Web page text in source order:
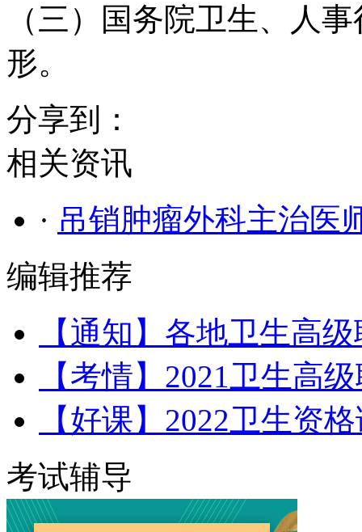
（三）国务院卫生、人
形。
分享到：
相关资讯
· 吊销肿瘤外科主治医
编辑推荐
【通知】各地卫生高
【考情】2021卫生高
【好课】2022卫生资
考试辅导